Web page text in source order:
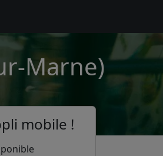
Marne)
mobile !